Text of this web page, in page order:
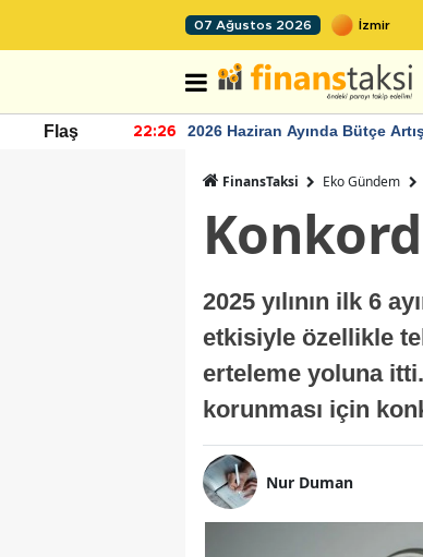
07 Ağustos 2026
Flaş 22:26
2026 Haziran Ayında Bütçe
FinansTaksi Eko Gündem
2025 yılının ilk 6
etkisiyle özellikle
erteleme yoluna
korunması için
Nur Duman